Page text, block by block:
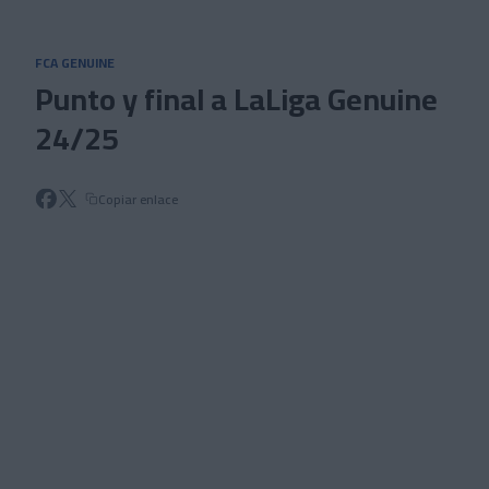
FCA GENUINE
Punto y final a LaLiga Genuine
24/25
Copiar enlace